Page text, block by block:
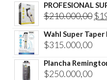
PROFESIONAL
$210.000,00 El
$
Wahl Super Taper
$315.000,00
Plancha
$250.000,00